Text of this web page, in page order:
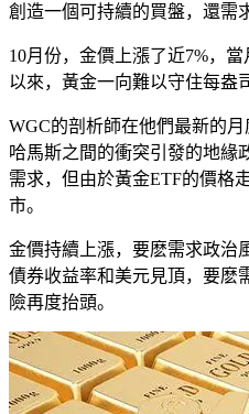
創造一個可持續的買盤，還需
10月份，金價上漲了近7%，
以來，黃金一向難以守住每盎
WGC的剖析師在他們最新的
哈馬斯之間的衝突引發的地緣
需求，但由於黃金ETF的價格
市。
金價持續上漲，要麽需求政治
債券收益率和美元見頂，要麽
險再度抬頭。